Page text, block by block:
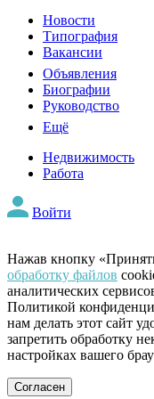
Новости
Типография
Вакансии
Объявления
Биографии
Руководство
Ещё
Недвижимость
Работа
Войти
Нажав кнопку
обработку файлов
аналитических
Политикой
нам делать этот сайт
запретить обработку
настройках вашего
Согласен